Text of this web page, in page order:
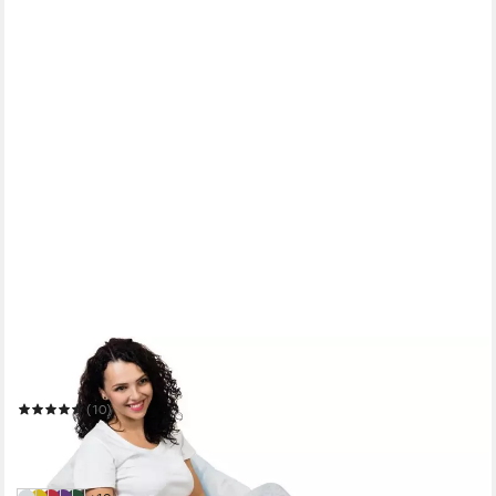
SUNNYPILLOW
Sitzsack Sitzsack, Outdoor & Indoor
(10)
88,81 €
in 4-5 Werktagen bei dir